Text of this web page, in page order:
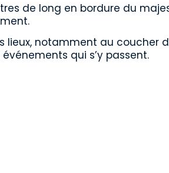
de long en bordure du
lieux, notamment au coucher
qui s’y passent.